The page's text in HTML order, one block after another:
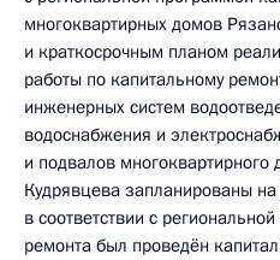
многоквартирных домов
и краткосрочным планом
работы по капитальному
инженерных систем
водоснабжения и
и подвалов
Кудрявцева запланированы
в соответствии с
ремонта был проведён